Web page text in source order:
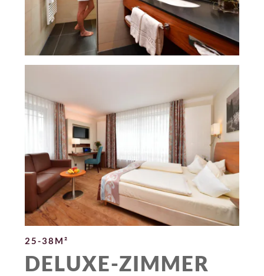
25-38M²
DELUXE-ZIMMER